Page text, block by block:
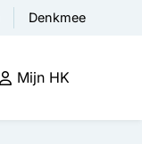
Denkmee
Mijn HK